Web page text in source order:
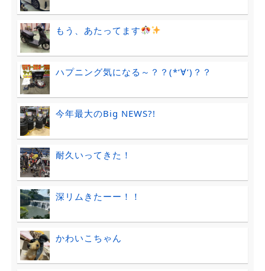
もう、あたってます
ハプニング気になる～？？(*‘∀‘)？？
今年最大のBig NEWS?!
耐久いってきた！
深リムきたーー！！
かわいこちゃん